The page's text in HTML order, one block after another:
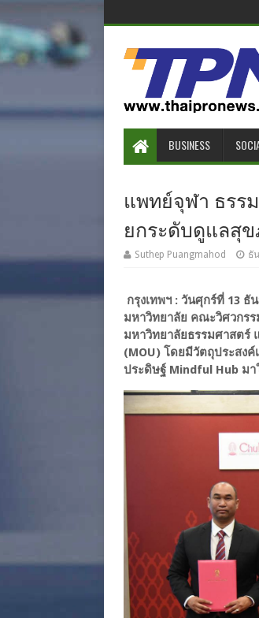
BUSINESS
แพทย์จุฬา ธรร
ยกระดับดูแลสุข
Suthep Puangmahod ธั
กรุงเทพฯ : วันศุกร์ที่ 13
มหาวิทยาลัย คณะวิศวกร
มหาวิทยาลัยธรรมศาสตร์
(MOU) โดยมีวัตถุประสง
ประดิษฐ์ Mindful Hub ม